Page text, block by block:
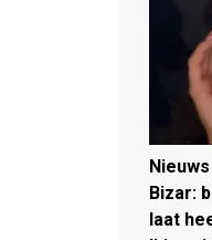
Nieuws
Bizar:
laat